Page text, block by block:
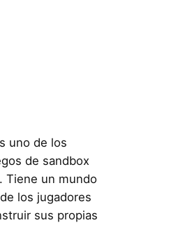
uno de los
de sandbox
Tiene un mundo
los jugadores
sus propias